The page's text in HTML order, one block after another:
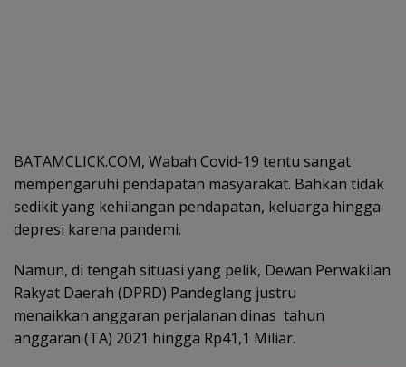
BATAMCLICK.COM, Wabah Covid-19 tentu sangat
mempengaruhi pendapatan masyarakat. Bahkan tidak
sedikit yang kehilangan pendapatan, keluarga hingga
depresi karena pandemi.
Namun, di tengah situasi yang pelik, Dewan Perwakilan
Rakyat Daerah (DPRD) Pandeglang justru
menaikkan anggaran perjalanan dinas tahun
anggaran (TA) 2021 hingga Rp41,1 Miliar.